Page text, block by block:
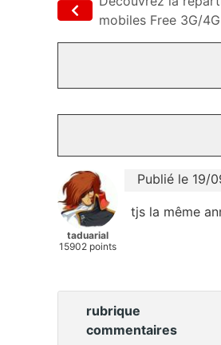
mobiles Free 3G/
taduarial
15902 points
Publié le 19/
tjs la même
rubrique
commentaires